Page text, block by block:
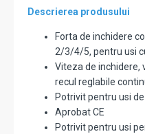
Descrierea produsului
Forta de inchidere
2/3/4/5, pentru usi
Viteza de inchidere,
recul reglabile
Potrivit pentru usi
Aprobat CE
Potrivit pentru usi